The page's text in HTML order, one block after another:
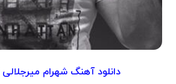
دانلود آهنگ شهرام میرجلالی